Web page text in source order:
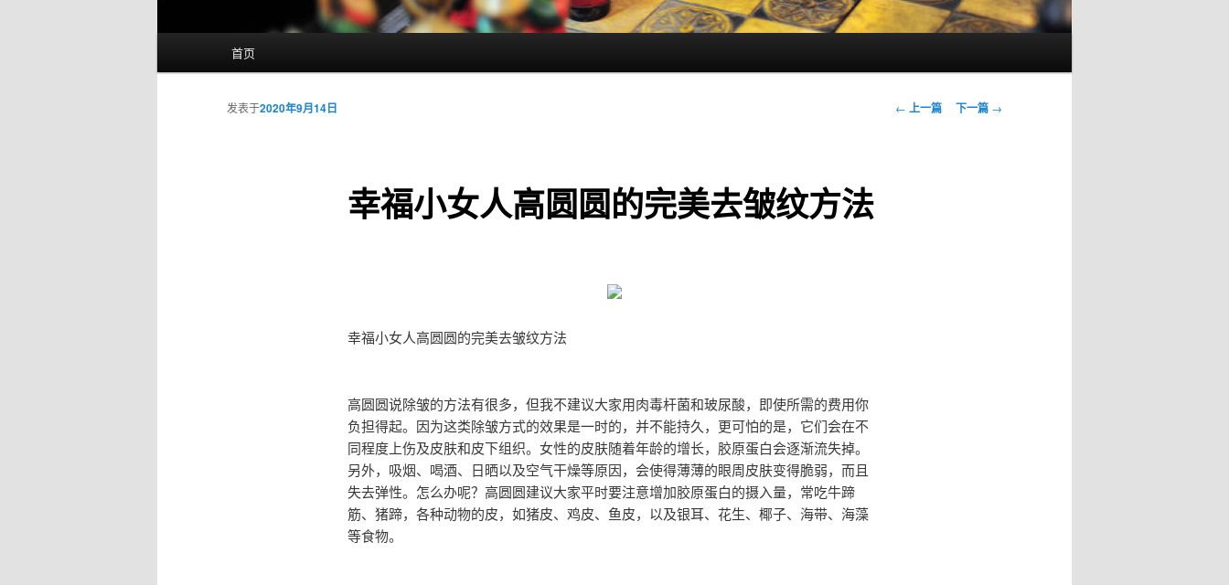
首页
文
← 上一篇 下一篇 →
幸福小女人高圆圆的完美去皱纹方法
发表于2020年9月14日
幸福小女人高圆圆的完美去皱纹方法
高圆圆说除皱的方法有很多，但我不建议大家用肉毒杆菌和玻尿酸，即使所需的费用你
负担得起。因为这类除皱方式的效果是一时的，并不能持久，更可怕的是，它们会在不
同程度上伤及皮肤和皮下组织。女性的皮肤随着年龄的增长，胶原蛋白会逐渐流失掉。
另外，吸烟、喝酒、日晒以及空气干燥等原因，会使得薄薄的眼周皮肤变得脆弱，而且
失去弹性。怎么办呢？高圆圆建议大家平时要注意增加胶原蛋白的摄入量，常吃牛蹄
筋、猪蹄，各种动物的皮，如猪皮、鸡皮、鱼皮，以及银耳、花生、椰子、海带、海藻
等食物。